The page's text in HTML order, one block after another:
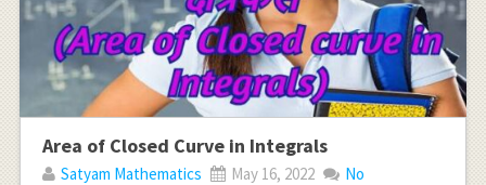
Area of Closed Curve in Integrals
Satyam Mathematics May 16, 2022
No